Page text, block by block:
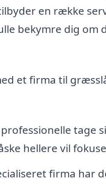
en række
bekymre dig om
et firma til
professionelle tage
hellere vil
firma har